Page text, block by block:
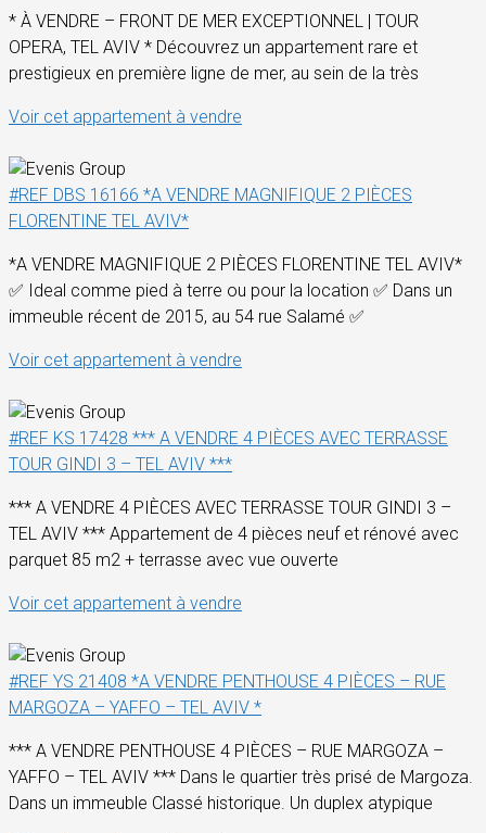
* À VENDRE – FRONT DE MER EXCEPTIONNEL | TOUR
OPERA, TEL AVIV * Découvrez un appartement rare et
prestigieux en première ligne de mer, au sein de la très
Voir cet appartement à vendre
#REF DBS 16166 *A VENDRE MAGNIFIQUE 2 PIÈCES
FLORENTINE TEL AVIV*
*A VENDRE MAGNIFIQUE 2 PIÈCES FLORENTINE TEL AVIV*
✅ Ideal comme pied à terre ou pour la location ✅ Dans un
immeuble récent de 2015, au 54 rue Salamé ✅
Voir cet appartement à vendre
#REF KS 17428 *** A VENDRE 4 PIÈCES AVEC TERRASSE
TOUR GINDI 3 – TEL AVIV ***
*** A VENDRE 4 PIÈCES AVEC TERRASSE TOUR GINDI 3 –
TEL AVIV *** Appartement de 4 pièces neuf et rénové avec
parquet 85 m2 + terrasse avec vue ouverte
Voir cet appartement à vendre
#REF YS 21408 *A VENDRE PENTHOUSE 4 PIÈCES – RUE
MARGOZA – YAFFO – TEL AVIV *
*** A VENDRE PENTHOUSE 4 PIÈCES – RUE MARGOZA –
YAFFO – TEL AVIV *** Dans le quartier très prisé de Margoza.
Dans un immeuble Classé historique. Un duplex atypique